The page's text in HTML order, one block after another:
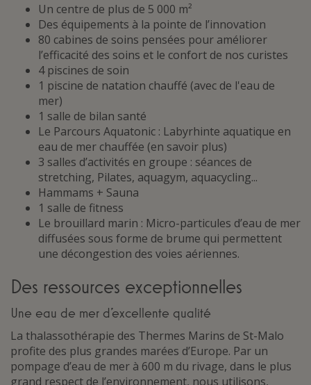
Un centre de plus de 5 000 m²
Des équipements à la pointe de l’innovation
80 cabines de soins pensées pour améliorer
l’efficacité des soins et le confort de nos curistes
4 piscines de soin
1 piscine de natation chauffé (avec de l'eau de
mer)
1 salle de bilan santé
Le Parcours Aquatonic : Labyrhinte aquatique en
eau de mer chauffée (en savoir plus)
3 salles d’activités en groupe : séances de
stretching, Pilates, aquagym, aquacycling...
Hammams + Sauna
1 salle de fitness
Le brouillard marin : Micro-particules d’eau de mer
diffusées sous forme de brume qui permettent
une décongestion des voies aériennes.
Des ressources exceptionnelles
Une eau de mer d’excellente qualité
La thalassothérapie des Thermes Marins de St-Malo
profite des plus grandes marées d’Europe. Par un
pompage d’eau de mer à 600 m du rivage, dans le plus
grand respect de l’environnement, nous utilisons,